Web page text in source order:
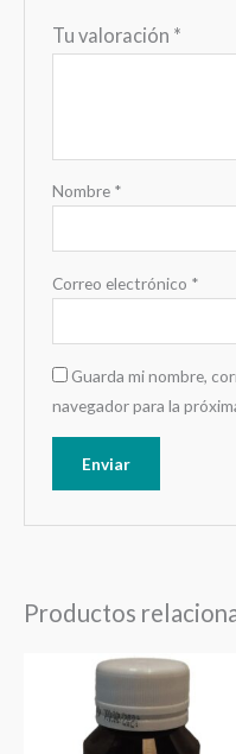
Tu valoración *
Nombre *
Correo electrónico *
Guarda mi nombre,
navegador para la
Productos